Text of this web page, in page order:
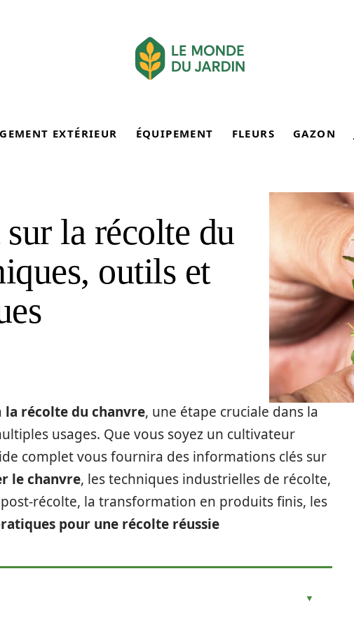
EXTÉRIEUR ÉQUIPEMENT FLEURS GAZON
la récolte du
outils et
la récolte du chanvre, une étape cruciale dans la
usages. Que vous soyez un cultivateur
complet vous fournira des informations clés sur
le chanvre, les techniques industrielles de récolte,
récolte, la transformation en produits finis, les
pour une récolte réussie